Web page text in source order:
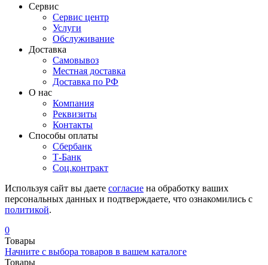
Сервис
Сервис центр
Услуги
Обслуживание
Доставка
Самовывоз
Местная доставка
Доставка по РФ
О нас
Компания
Реквизиты
Контакты
Cпособы оплаты
Сбербанк
Т-Банк
Соц.контракт
Используя сайт вы даете согласие на обработку ваших
персональных данных и подтверждаете, что ознакомились с
политикой.
0
Товары
Начните с выбора товаров в вашем каталоге
Товары